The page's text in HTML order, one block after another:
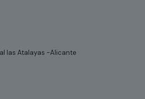
las Atalayas -Alicante